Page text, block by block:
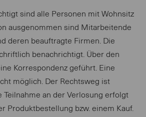
sind alle Personen mit Wohnsitz
ausgenommen sind Mitarbeitende
deren beauftragte Firmen. Die
benachrichtigt. Über den
Korrespondenz geführt. Eine
möglich. Der Rechtsweg ist
Teilnahme an der Verlosung erfolgt
Produktbestellung bzw. einem Kauf.